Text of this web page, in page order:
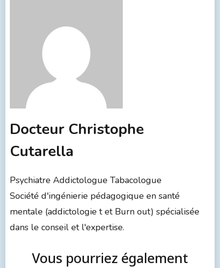
Docteur Christophe
Cutarella
Psychiatre Addictologue Tabacologue
Société d'ingénierie pédagogique en santé
mentale (addictologie t et Burn out) spécialisée
dans le conseil et l'expertise.
Vous pourriez également